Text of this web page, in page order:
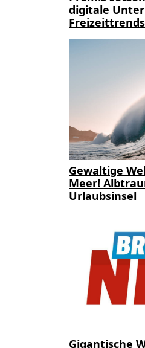
digitale
Freizeittrends
Gewaltige
Meer!
Urlaubsinsel
Gigantische